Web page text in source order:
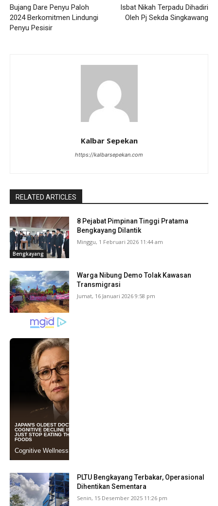
Bujang Dare Penyu Paloh
2024 Berkomitmen Lindungi
Penyu Pesisir
Isbat Nikah Terpadu Dihadiri
Oleh Pj Sekda Singkawang
Kalbar Sepekan
https://kalbarsepekan.com
RELATED ARTICLES
Bengkayang
8 Pejabat Pimpinan Tinggi Pratama
Bengkayang Dilantik
Minggu, 1 Februari 2026 11:44 am
Bengkayang
Warga Nibung Demo Tolak Kawasan
Transmigrasi
Jumat, 16 Januari 2026 9:58 pm
PLTU Bengkayang Terbakar, Operasional
Dihentikan Sementara
Senin, 15 Desember 2025 11:26 pm